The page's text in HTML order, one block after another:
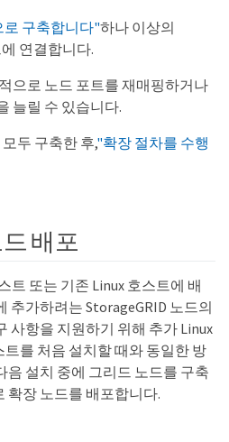
로 구축합니다"하나 이상의
연결합니다.
으로 노드 포트를 재매핑하거나
늘릴 수 있습니다.
두 구축한 후,"확장 절차를 수행
배포
트 또는 기존 Linux 호스트에 배
추가하려는 StorageGRID 노드의
사항을 지원하기 위해 추가 Linux
를 처음 설치할 때와 동일한 방
음 설치 중에 그리드 노드를 구축
확장 노드를 배포합니다.